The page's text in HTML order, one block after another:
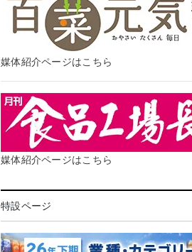
媒体紹介ページはこちら
媒体紹介ページはこちら
特設ページ